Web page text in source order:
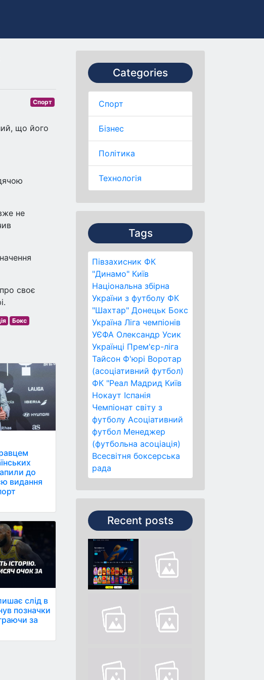
Categories
Спорт
Бізнес
Політика
Технологія
Tags
Півзахисник ФК
"Динамо" Київ
Національна збірна
України з футболу ФК
"Шахтар" Донецьк Бокс
Україна Ліга чемпіонів
УЄФА Олександр Усик
Українці Прем'єр-ліга
Тайсон Ф'юрі Воротар
(асоціативний футбол)
ФК "Реал Мадрид Київ
Нокаут Іспанія
Чемпіонат світу з
футболу Асоціативний
футбол Менеджер
(футбольна асоціація)
Всесвітня боксерська
рада
Recent posts
Спорт
що його
не
своє
Бокс
до
видання
слід в
позначки
за